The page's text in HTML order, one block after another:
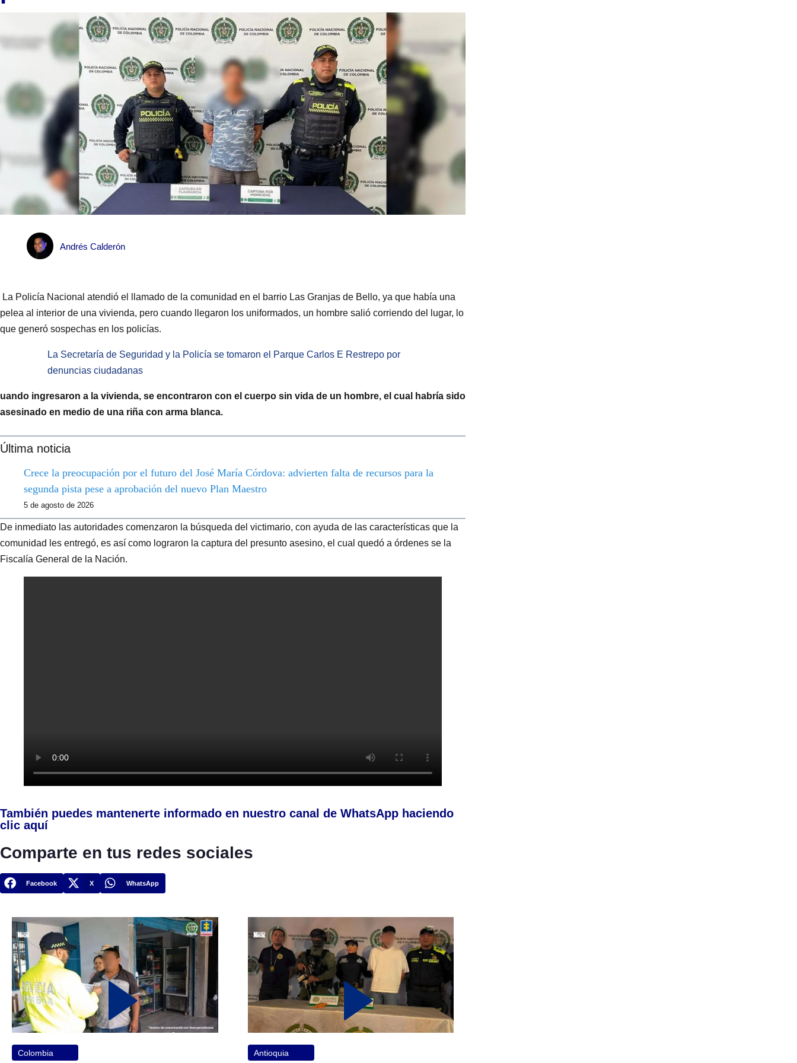
Andrés Calderón
La Policía Nacional atendió el llamado de la comunidad en el barrio Las Granjas de Bello, ya que había una
pelea al interior de una vivienda, pero cuando llegaron los uniformados, un hombre salió corriendo del lugar, lo
que generó sospechas en los policías.
La Secretaría de Seguridad y la Policía se tomaron el Parque Carlos E Restrepo por
denuncias ciudadanas
uando ingresaron a la vivienda, se encontraron con el cuerpo sin vida de un hombre, el cual habría sido
asesinado en medio de una riña con arma blanca.
Última noticia
Crece la preocupación por el futuro del José María Córdova: advierten falta de recursos para la
segunda pista pese a aprobación del nuevo Plan Maestro
5 de agosto de 2026
De inmediato las autoridades comenzaron la búsqueda del victimario, con ayuda de las características que la
comunidad les entregó, es así como lograron la captura del presunto asesino, el cual quedó a órdenes se la
Fiscalía General de la Nación.
También puedes mantenerte informado en nuestro canal de WhatsApp haciendo
clic aquí
Comparte en tus redes sociales
Facebook X WhatsApp
Colombia Antioquia